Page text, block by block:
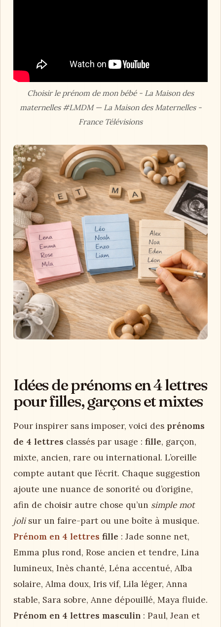
Choisir le prénom de mon bébé - La Maison des
maternelles #LMDM — La Maison des Maternelles -
France Télévisions
Idées de prénoms en 4 lettres
pour filles, garçons et mixtes
Pour inspirer sans imposer, voici des prénoms
de 4 lettres classés par usage : fille, garçon,
mixte, ancien, rare ou international. L’oreille
compte autant que l’écrit. Chaque suggestion
ajoute une nuance de sonorité ou d’origine,
afin de choisir autre chose qu’un simple mot
jolisur un faire-part ou une boîte à musique.
Prénom en 4 lettres fille : Jade sonne net,
Emma plus rond, Rose ancien et tendre, Lina
lumineux, Inès chanté, Léna accentué, Alba
solaire, Alma doux, Iris vif, Lila léger, Anna
stable, Sara sobre, Anne dépouillé, Maya fluide.
Prénom en 4 lettres masculin : Paul, Jean et